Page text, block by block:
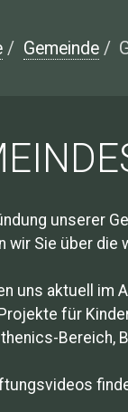
/ Gemeinde /
unserer
wir Sie über die
uns aktuell im
für
Bereich,